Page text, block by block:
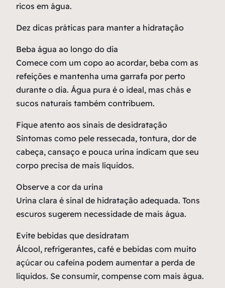
ricos em água.
Dez dicas práticas para manter a hidratação
Beba água ao longo do dia
Comece com um copo ao acordar, beba com as
refeições e mantenha uma garrafa por perto
durante o dia. Água pura é o ideal, mas chás e
sucos naturais também contribuem.
Fique atento aos sinais de desidratação
Sintomas como pele ressecada, tontura, dor de
cabeça, cansaço e pouca urina indicam que seu
corpo precisa de mais líquidos.
Observe a cor da urina
Urina clara é sinal de hidratação adequada. Tons
escuros sugerem necessidade de mais água.
Evite bebidas que desidratam
Álcool, refrigerantes, café e bebidas com muito
açúcar ou cafeína podem aumentar a perda de
líquidos. Se consumir, compense com mais água.